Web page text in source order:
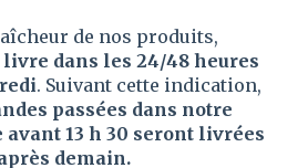
de nos produits,
livre dans les 24/48 heures
. Suivant cette indication,
passées dans notre
13 h 30 seront livrées
demain.